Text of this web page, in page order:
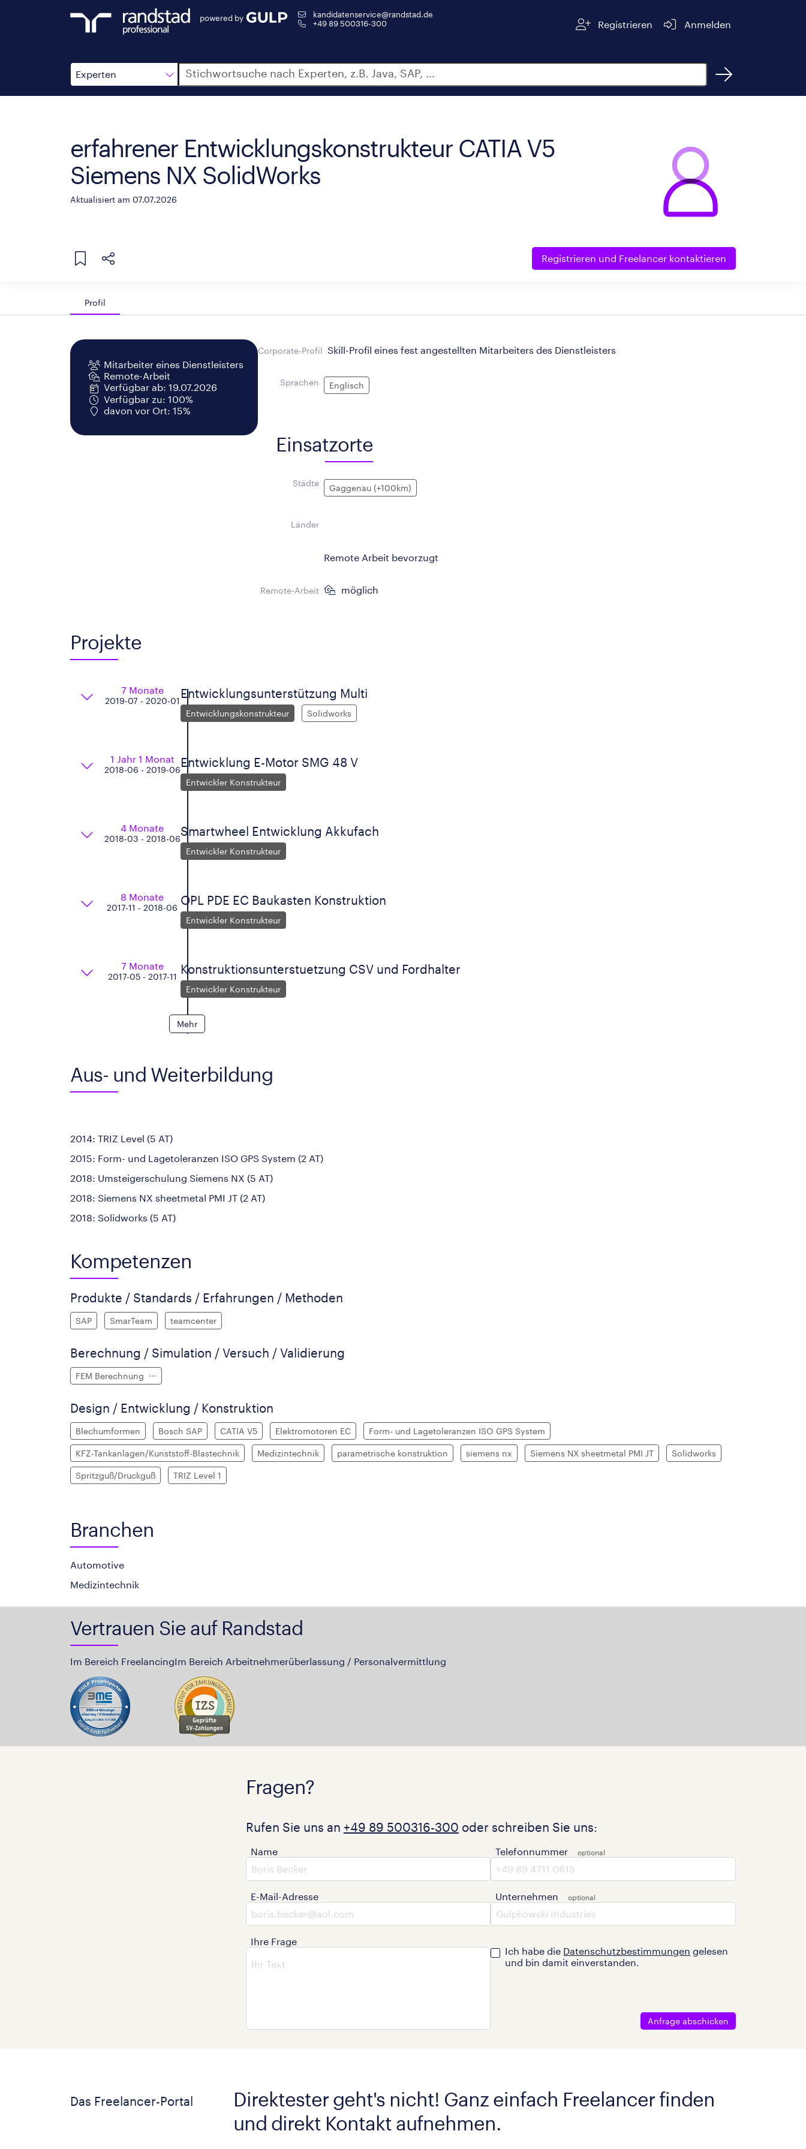
powered by
kandidatenservice@randstad.de
+49 89 500316-300
Registrieren Anmelden
Experten
Suche
erfahrener Entwicklungskonstrukteur CATIA V5
Siemens NX SolidWorks
Aktualisiert am 07.07.2026
Registrieren und Freelancer kontaktieren
Profil
Mitarbeiter eines Dienstleisters
Remote-Arbeit
Verfügbar ab: 19.07.2026
Verfügbar zu: 100%
davon vor Ort: 15%
Corporate-Profil Skill-Profil eines fest angestellten Mitarbeiters des Dienstleisters
Sprachen Englisch
Einsatzorte
Städte Gaggenau (+100km)
Länder
Remote Arbeit bevorzugt
Remote-Arbeit möglich
Projekte
7 Monate
2019-07 - 2020-01
Entwicklungsunterstützung Multi
Entwicklungskonstrukteur Solidworks
1 Jahr 1 Monat
2018-06 - 2019-06
Entwicklung E-Motor SMG 48 V
Entwickler Konstrukteur
4 Monate
2018-03 - 2018-06
Smartwheel Entwicklung Akkufach
Entwickler Konstrukteur
8 Monate
2017-11 - 2018-06
OPL PDE EC Baukasten Konstruktion
Entwickler Konstrukteur
7 Monate
2017-05 - 2017-11
Konstruktionsunterstuetzung CSV und Fordhalter
Entwickler Konstrukteur
Mehr
Aus- und Weiterbildung
2014: TRIZ Level (5 AT)
2015: Form- und Lagetoleranzen ISO GPS System (2 AT)
2018: Umsteigerschulung Siemens NX (5 AT)
2018: Siemens NX sheetmetal PMI JT (2 AT)
2018: Solidworks (5 AT)
Kompetenzen
Produkte / Standards / Erfahrungen / Methoden
SAP SmarTeam teamcenter
Berechnung / Simulation / Versuch / Validierung
FEM Berechnung
Design / Entwicklung / Konstruktion
Blechumformen Bosch SAP CATIA V5 Elektromotoren EC Form- und Lagetoleranzen ISO GPS System
KFZ-Tankanlagen/Kunststoff-Blastechnik Medizintechnik parametrische konstruktion siemens nx Siemens NX sheetmetal PMI JT Solidworks
Spritzguß/Druckguß TRIZ Level 1
Branchen
Automotive
Medizintechnik
Vertrauen Sie auf Randstad
Im Bereich FreelancingIm Bereich Arbeitnehmerüberlassung / Personalvermittlung
Fragen?
Rufen Sie uns an +49 89 500316-300 oder schreiben Sie uns:
Name
E-Mail-Adresse
Ihre Frage
Telefonnummer
Unternehmen
Ich habe die Datenschutzbestimmungen gelesen
und bin damit einverstanden.
Anfrage abschicken
Das Freelancer-Portal
Direktester geht's nicht! Ganz einfach Freelancer finden
und direkt Kontakt aufnehmen.